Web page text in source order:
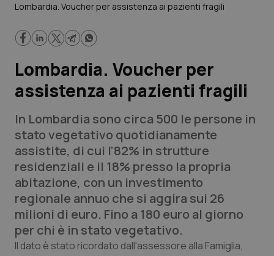
Lavoro e Professioni
Scienza e Farmaci
Studi e Analisi
Lettere al direttore
Edizioni Regionali
QS Pro
Lombardia. Voucher per assistenza ai pazienti fragili
Lombardia. Voucher per
assistenza ai pazienti fragili
In Lombardia sono circa 500 le persone in
stato vegetativo quotidianamente
assistite, di cui l'82% in strutture
residenziali e il 18% presso la propria
abitazione, con un investimento
regionale annuo che si aggira sui 26
milioni di euro. Fino a 180 euro al giorno
per chi è in stato vegetativo.
Il dato è stato ricordato dall'assessore alla Famiglia,